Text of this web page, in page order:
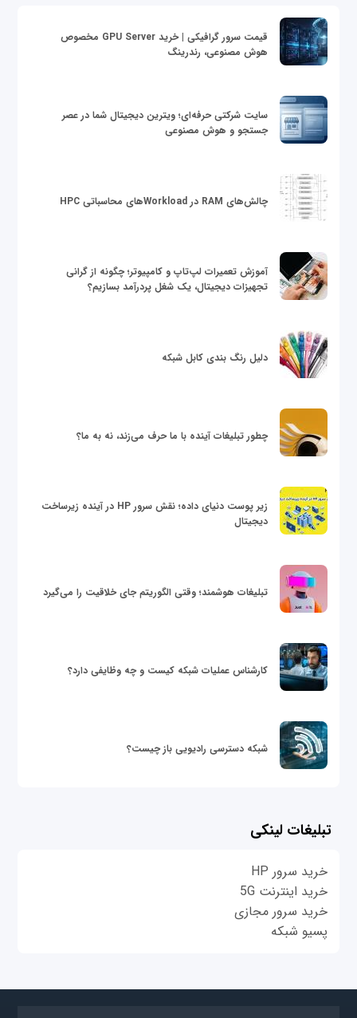
قیمت سرور گرافیکی | خرید GPU Server مخصوص
هوش مصنوعی، رندرینگ
سایت شرکتی حرفه‌ای؛ ویترین دیجیتال شما در عصر
جستجو و هوش مصنوعی
چالش‌های RAM در Workloadهای محاسباتی HPC
آموزش تعمیرات لپ‌تاپ و کامپیوتر؛ چگونه از گرانی
تجهیزات دیجیتال، یک شغل پردرآمد بسازیم؟
دلیل رنگ بندی کابل شبکه
چطور تبلیغات آینده با ما حرف می‌زند، نه به ما؟
زیر پوست دنیای داده؛ نقش سرور HP در آینده زیرساخت
دیجیتال
تبلیغات هوشمند؛ وقتی الگوریتم جای خلاقیت را می‌گیرد
کارشناس عملیات شبکه کیست و چه وظایفی دارد؟
شبکه دسترسی رادیویی باز چیست؟
تبلیغات لینکی
خرید سرور HP
خرید اینترنت 5G
خرید سرور مجازی
پسیو شبکه